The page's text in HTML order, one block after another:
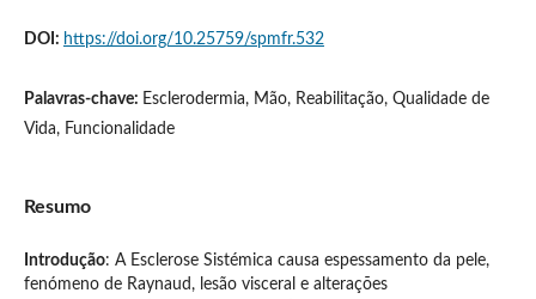
DOI: https://doi.org/10.25759/spmfr.532
Palavras-chave: Esclerodermia, Mão, Reabilitação, Qualidade de
Vida, Funcionalidade
Resumo
Introdução: A Esclerose Sistémica causa espessamento da pele,
fenómeno de Raynaud, lesão visceral e alterações